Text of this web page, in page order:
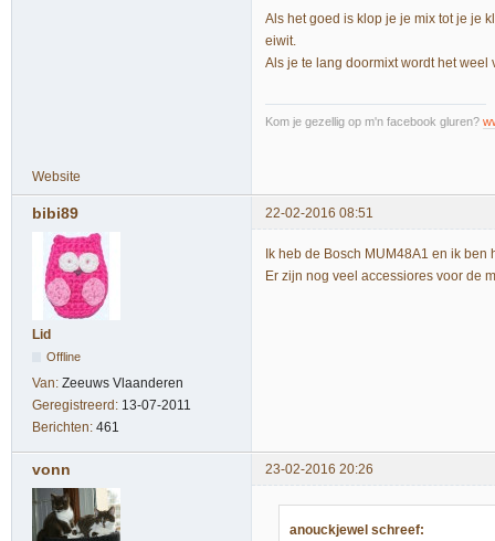
Als het goed is klop je je mix tot je je
eiwit.
Als je te lang doormixt wordt het
Kom je gezellig op m'n facebook gluren?
Website
bibi89 22-02-2016 08:51
Lid
Offline
Van: Zeeuws Vlaanderen
Geregistreerd: 13-07-2011
Berichten: 461
Ik heb de Bosch MUM48A1 en ik ben
Er zijn nog veel accessiores voor de
vonn 23-02-2016 20:26
anouckjewel schreef: